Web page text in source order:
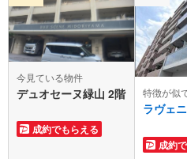
今見ている物件
デュオセーヌ緑山 2階
成約でもらえる
特徴が似
ラヴェ
成約